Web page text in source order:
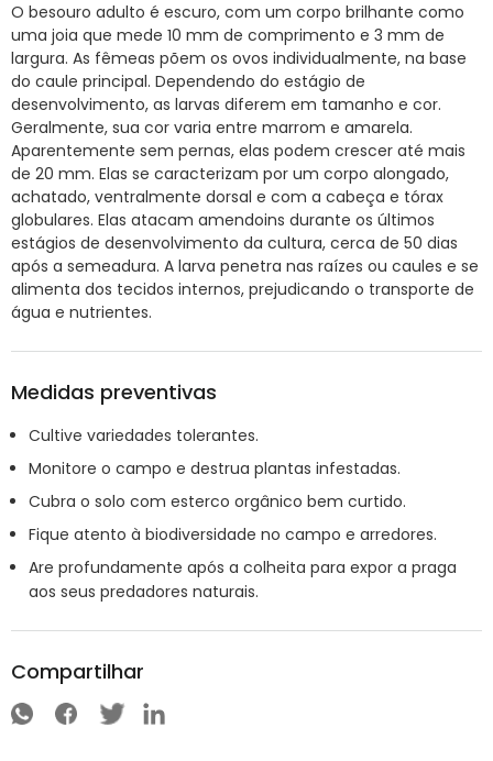
O besouro adulto é escuro, com um corpo brilhante como
uma joia que mede 10 mm de comprimento e 3 mm de
largura. As fêmeas põem os ovos individualmente, na base
do caule principal. Dependendo do estágio de
desenvolvimento, as larvas diferem em tamanho e cor.
Geralmente, sua cor varia entre marrom e amarela.
Aparentemente sem pernas, elas podem crescer até mais
de 20 mm. Elas se caracterizam por um corpo alongado,
achatado, ventralmente dorsal e com a cabeça e tórax
globulares. Elas atacam amendoins durante os últimos
estágios de desenvolvimento da cultura, cerca de 50 dias
após a semeadura. A larva penetra nas raízes ou caules e se
alimenta dos tecidos internos, prejudicando o transporte de
água e nutrientes.
Medidas preventivas
Cultive variedades tolerantes.
Monitore o campo e destrua plantas infestadas.
Cubra o solo com esterco orgânico bem curtido.
Fique atento à biodiversidade no campo e arredores.
Are profundamente após a colheita para expor a praga
aos seus predadores naturais.
Compartilhar